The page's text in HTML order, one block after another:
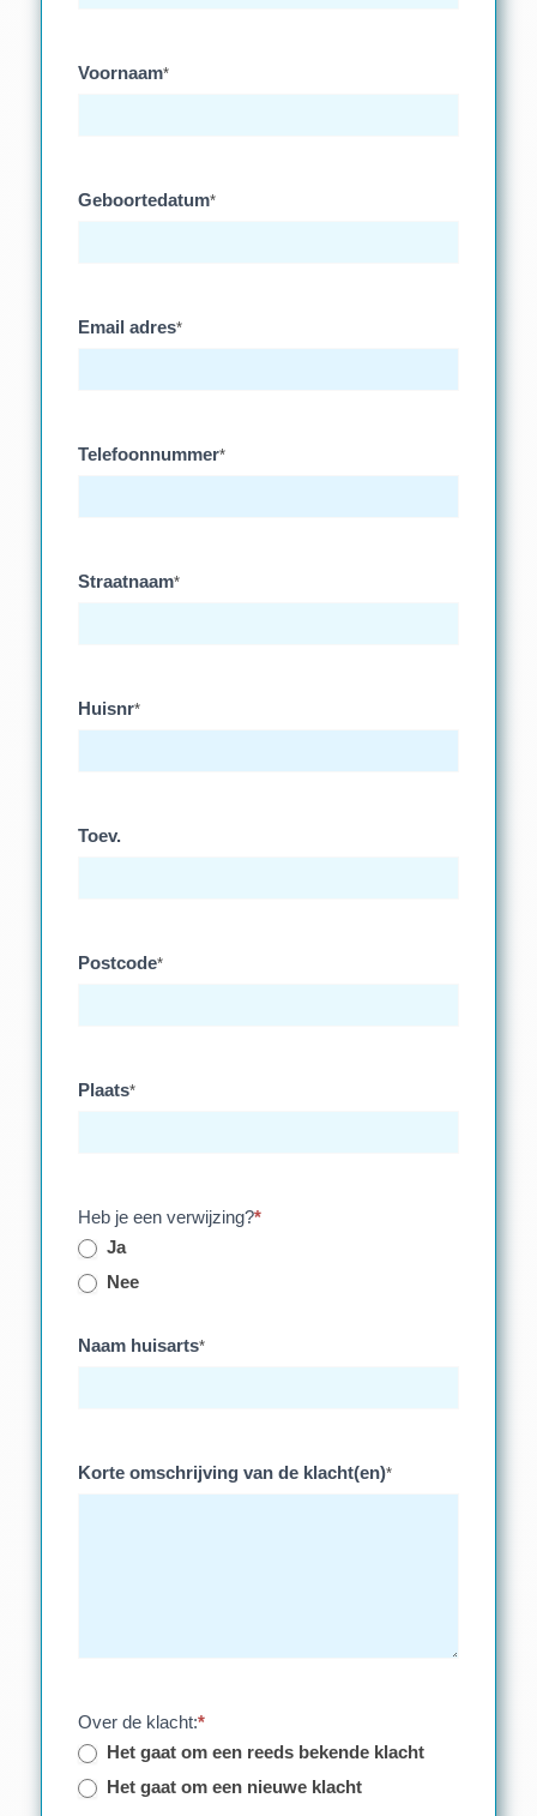
Voornaam*
Geboortedatum*
Email adres*
Telefoonnummer*
Straatnaam*
Huisnr*
Toev.
Postcode*
Plaats*
Heb je een verwijzing?*
Ja
Nee
Naam huisarts*
Korte omschrijving van de klacht(en)*
Over de klacht:*
Het gaat om een reeds bekende klacht
Het gaat om een nieuwe klacht